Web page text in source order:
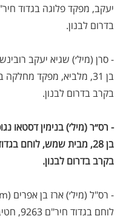
בדרום לבנון.
בקרב בדרום לבנון.
בקרב בדרום לבנון.
לוחם בגדוד חיר"ם 9263, חטיבה 226, נפל בקרב בדרום לבנון.